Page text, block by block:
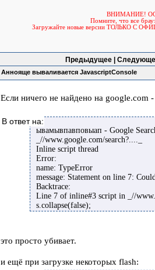
ВНИМАНИЕ!
Помните, что все
Загружайте новые версии ТОЛЬКО С
Предыдущее |
Аннояще вываливается JavascriptConsole
Если ничего не найдено на google.com
В ответ на:
ывамывпавповыап - Google
_//www.google.com/search?...._
Inline script thread
Error:
name: TypeError
message: Statement on line 7:
Backtrace:
Line 7 of inline#3 script in _//
s.collapse(false);
это просто убивает.
и ещё при загрузке некоторых flash: